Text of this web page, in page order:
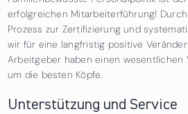
erfolgreichen Mitarbeiterführung!
Prozess zur Zertifizierung und
wir für eine langfristig positive
Arbeitgeber haben einen wesentlichen
um die besten Köpfe.
Unterstützung und Service